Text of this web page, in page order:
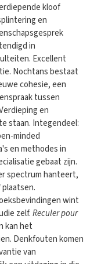
kloof
en
in
Excellent
Nochtans bestaat
cohesie, een
tussen
en
staan. Integendeel:
minded
en methodes in
gebaat zijn.
spectrum hanteert,
wint
zelf.Reculer pour
kan het
Denkfouten komen
van